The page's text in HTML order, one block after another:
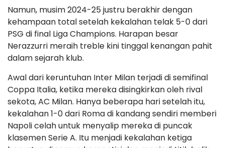
Namun, musim 2024-25 justru berakhir dengan
kehampaan total setelah kekalahan telak 5-0 dari
PSG di final Liga Champions. Harapan besar
Nerazzurri meraih treble kini tinggal kenangan pahit
dalam sejarah klub.
Awal dari keruntuhan Inter Milan terjadi di semifinal
Coppa Italia, ketika mereka disingkirkan oleh rival
sekota, AC Milan. Hanya beberapa hari setelah itu,
kekalahan 1-0 dari Roma di kandang sendiri memberi
Napoli celah untuk menyalip mereka di puncak
klasemen Serie A. Itu menjadi kekalahan ketiga